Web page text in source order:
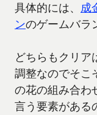
具体的には、 成
ンのゲームバラ
どちらもクリア
調整なのでそこ
の花の組み合わ
言う要素がある